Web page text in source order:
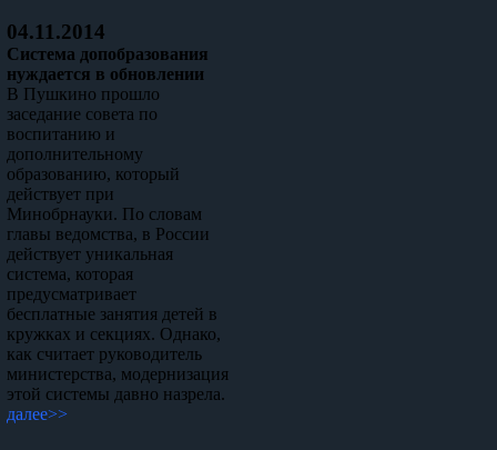
04.11.2014
Система допобразования
нуждается в обновлении
В Пушкино прошло
заседание совета по
воспитанию и
дополнительному
образованию, который
действует при
Минобрнауки. По словам
главы ведомства, в России
действует уникальная
система, которая
предусматривает
бесплатные занятия детей в
кружках и секциях. Однако,
как считает руководитель
министерства, модернизация
этой системы давно назрела.
далее>>